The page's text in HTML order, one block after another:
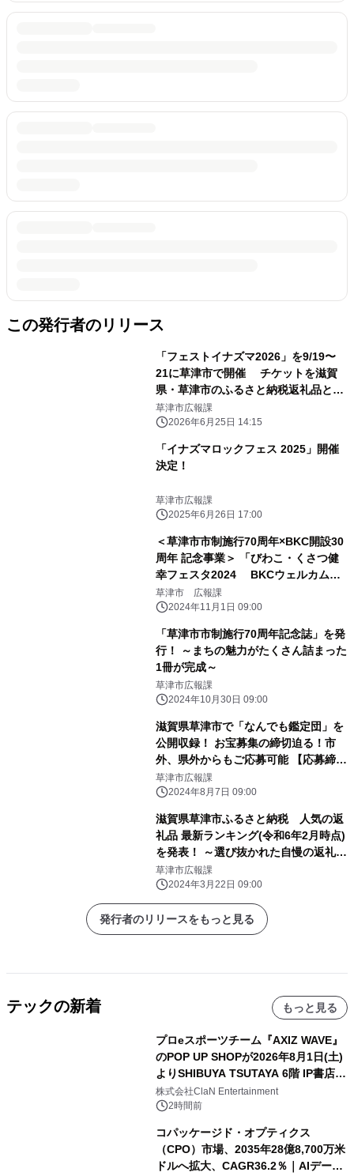
この発行者のリリース
「フェストイナズマ2026」を9/19〜
21に草津市で開催 チケットを滋賀
県・草津市のふるさと納税返礼品とし
て受付開始
草津市広報課
2026年6月25日 14:15
「イナズマロックフェス 2025」開催
決定！
草津市広報課
2025年6月26日 17:00
＜草津市市制施行70周年×BKC開設30
周年 記念事業＞ 「びわこ・くさつ健
幸フェスタ2024 BKCウェルカムデ
ー」11月10日に開催！
草津市 広報課
2024年11月1日 09:00
「草津市市制施行70周年記念誌」を発
行！ ～まちの魅力がたくさん詰まった
1冊が完成～
草津市広報課
2024年10月30日 09:00
滋賀県草津市で「なんでも鑑定団」を
公開収録！ お宝募集の締切迫る！市
外、県外からもご応募可能 【応募締
切：令和6年8月16日(金)まで】
草津市広報課
2024年8月7日 09:00
滋賀県草津市ふるさと納税 人気の返
礼品 最新ランキング(令和6年2月時点)
を発表！ ～選び抜かれた自慢の返礼品
近江牛や家電がランクイン～
草津市広報課
2024年3月22日 09:00
発行者のリリースをもっと見る
テックの新着 もっと見る
プロeスポーツチーム『AXIZ WAVE』
のPOP UP SHOPが2026年8月1日(土)
よりSHIBUYA TSUTAYA 6階 IP書店で
開催決定！！
株式会社ClaN Entertainment
2時間前
コパッケージド・オプティクス
（CPO）市場、2035年28億8,700万米
ドルへ拡大、CAGR36.2％｜AIデータ